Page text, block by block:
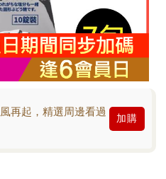
再起，精選周邊看過
加購